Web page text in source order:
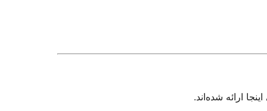
ارائه شده‌اند.